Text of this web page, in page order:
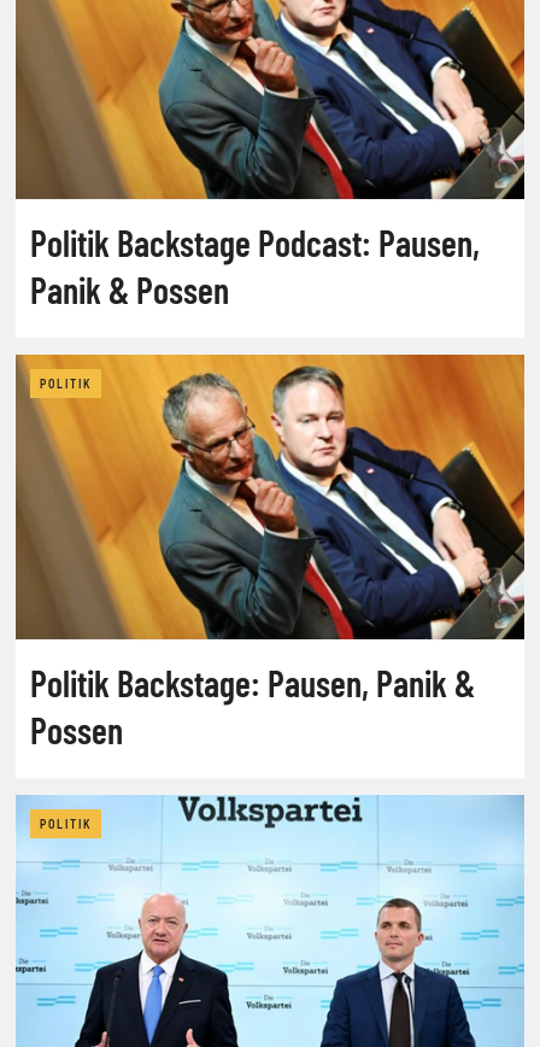
Politik Backstage Podcast: Pausen,
Panik & Possen
POLITIK
Politik Backstage: Pausen, Panik &
Possen
POLITIK